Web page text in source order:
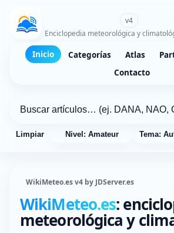
v4
Enciclopedia meteorológica y
Inicio Categorías Atlas
Contacto
Limpiar Nivel: Amateur Tema:
WikiMeteo.es v4 by JDServer.es
WikiMeteo.es:
meteorológica y